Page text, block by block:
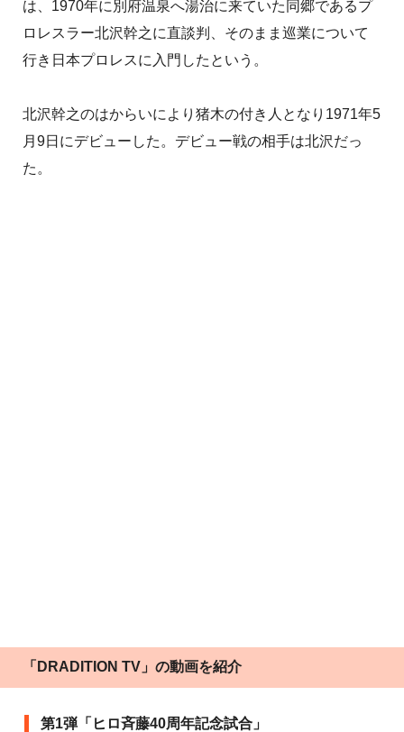
は、1970年に別府温泉へ湯治に来ていた同郷であるプ
ロレスラー北沢幹之に直談判、そのまま巡業について
行き日本プロレスに入門したという。
北沢幹之のはからいにより猪木の付き人となり1971年5
月9日にデビューした。デビュー戦の相手は北沢だっ
た。
「DRADITION TV」の動画を紹介
第1弾「ヒロ斉藤40周年記念試合」